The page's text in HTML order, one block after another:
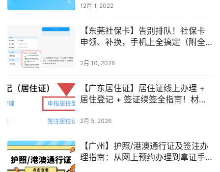
12月 1, 2022
【东莞社保卡】告别排队！社保卡
申领、补换，手机上全搞定（附全
2月 10, 2026
【广东居住证】居住证线上办理 +
居住登记 + 签证续签全指南！材料
2月 5, 2026
【广州】护照/港澳通行证及签注办
理指南：从网上预约办理到拿证手